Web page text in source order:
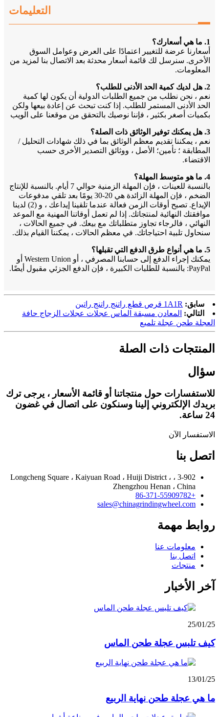
التعليمات
1. ما هي أسعارك؟
أسعارنا عرضة للتغيير اعتمادًا على العرض وعوامل السوق
الأخرى. سنرسل لك قائمة أسعار محدثة بعد الاتصال بنا لمزيد من
المعلومات.
2. هل لديك كمية الحد الأدنى للطلب؟
نعم ، نحن نطلب من جميع الطلبات الدولية أن يكون لها كمية
الحد الأدنى المستمر للطلب. إذا كنت تبحث عن إعادة بيعها ولكن
بكميات أصغر بكثير ، فإننا نوصيك بالتحقق من موقعنا على الويب
3. هل يمكنك توفير الوثائق ذات الصلة؟
نعم ، يمكننا تقديم معظم الوثائق بما في ذلك شهادات التحليل /
المطابقة ؛ تأمين؛ الأصل ، ووثائق التصدير الأخرى حسب
الاقتضاء.
4. ما هو متوسط ​​المهلة؟
بالنسبة للعينات ، فإن المهلة الزمنية حوالي 7 أيام. بالنسبة للإنتاج
الضخم ، فإن المهلة الزائدة هي 20-30 يومًا بعد تلقي مدفوعات
الإيداع. تصبح أوقات الزمن فعالة عندما تلقينا إيداعك ، و (2) لدينا
موافقتك النهائية لمنتجاتك. إذا لم تعمل أوقاتنا المهنية مع الموعد
النهائي ، فالرجاء تجاوز متطلباتك مع بيعك. في جميع الحالات ،
سنحاول تلبية احتياجاتك. في معظم الحالات ، يمكننا القيام بذلك.
5. ما هي أنواع طرق الدفع التي تقبلها؟
يمكنك إجراء الدفع إلى حسابنا المصرفي ، أو Western Union أو
PayPal: بالنسبة للطلبات الكبيرة ، فإن الدفع الجزئي مقبول أيضًا.
سابق: 1A1R قرص قطع راتنج راتنج راتين
التالي: المعادن مسبقة الماس عجلات عجلات الزجاج حافة
العجلة طحن عجلة تلميع
المنتجات ذات الصلة
سؤال
للاستفسارات حول منتجاتنا أو قائمة الأسعار ، يرجى ترك
بريدك الإلكتروني إلينا وسنكون على اتصال في غضون
24 ساعة.
الاستفسار الآن
اتصل بنا
3-902 ، Longcheng Square ، Kaiyuan Road ، Huiji District ،
Zhengzhou Henan ، China
+86-371-55909782
sales@chinagrindingwheel.com
روابط مهمة
معلومات عنا
اتصل بنا
منتجات
آخر الأخبار
25/01/25
كيف تلبس عجلة طحن الماس
13/01/25
ما هي عجلة طحن نهاية الربيع